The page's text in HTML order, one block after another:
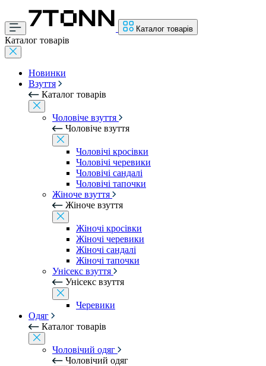
Каталог товарів
Каталог товарів
Новинки
Взуття
Каталог товарів
Чоловіче взуття
Чоловіче взуття
Чоловічі кросівки
Чоловічі черевики
Чоловічі сандалі
Чоловічі тапочки
Жіноче взуття
Жіноче взуття
Жіночі кросівки
Жіночі черевики
Жіночі сандалі
Жіночі тапочки
Унісекс взуття
Унісекс взуття
Черевики
Одяг
Каталог товарів
Чоловічий одяг
Чоловічий одяг